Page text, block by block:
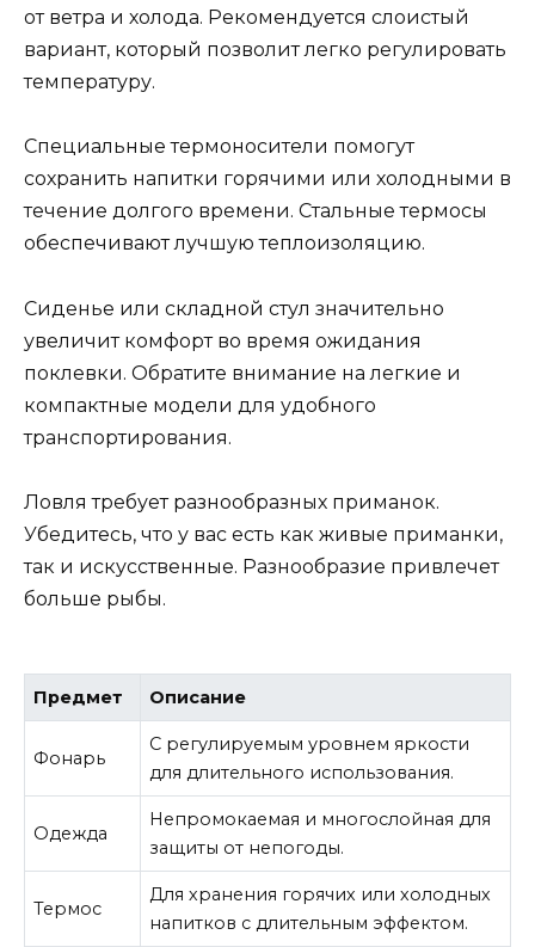
от ветра и холода. Рекомендуется слоистый
вариант, который позволит легко регулировать
температуру.
Специальные термоносители помогут
сохранить напитки горячими или холодными в
течение долгого времени. Стальные термосы
обеспечивают лучшую теплоизоляцию.
Сиденье или складной стул значительно
увеличит комфорт во время ожидания
поклевки. Обратите внимание на легкие и
компактные модели для удобного
транспортирования.
Ловля требует разнообразных приманок.
Убедитесь, что у вас есть как живые приманки,
так и искусственные. Разнообразие привлечет
больше рыбы.
Предмет Описание
Фонарь
С регулируемым уровнем яркости
для длительного использования.
Одежда
Непромокаемая и многослойная для
защиты от непогоды.
Термос
Для хранения горячих или холодных
напитков с длительным эффектом.